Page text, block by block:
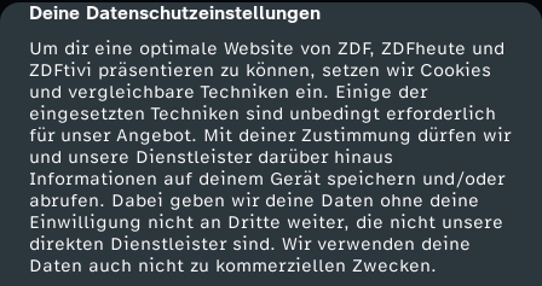
cmp-dialog-description
Deine Datenschutzeinstellungen
Um dir eine optimale Website von ZDF, ZDFheute und
ZDFtivi präsentieren zu können, setzen wir Cookies
und vergleichbare Techniken ein. Einige der
eingesetzten Techniken sind unbedingt erforderlich
für unser Angebot. Mit deiner Zustimmung dürfen wir
und unsere Dienstleister darüber hinaus
Informationen auf deinem Gerät speichern und/oder
abrufen. Dabei geben wir deine Daten ohne deine
Einwilligung nicht an Dritte weiter, die nicht unsere
direkten Dienstleister sind. Wir verwenden deine
Daten auch nicht zu kommerziellen Zwecken.
h
n
e
E
l
Mehr ZDF
ZDF-Apps
Smart TV
ZDFtext
Service
ZDFmitreden
Kontakt zum ZDF
Tickets